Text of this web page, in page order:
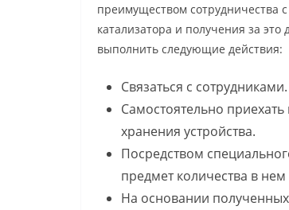
преимуществом сотрудничества
катализатора и получения за
выполнить следующие действия:
Связаться с сотрудниками.
Самостоятельно
хранения устройства.
Посредством
предмет количества в
На основании полученных